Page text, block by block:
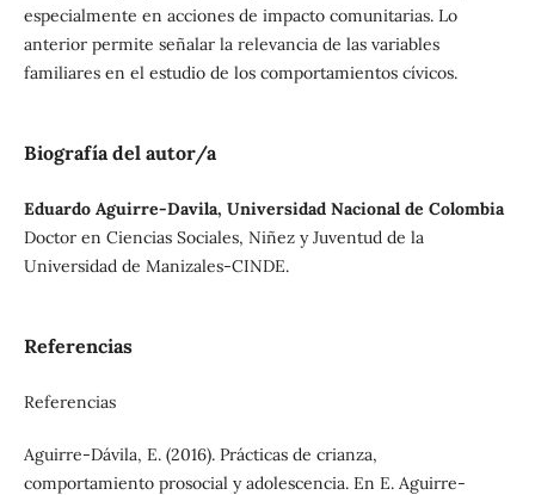
especialmente en acciones de impacto comunitarias. Lo
anterior permite señalar la relevancia de las variables
familiares en el estudio de los comportamientos cívicos.
Biografía del autor/a
Eduardo Aguirre-Davila, Universidad Nacional de Colombia
Doctor en Ciencias Sociales, Niñez y Juventud de la
Universidad de Manizales-CINDE.
Referencias
Referencias
Aguirre-Dávila, E. (2016). Prácticas de crianza,
comportamiento prosocial y adolescencia. En E. Aguirre-